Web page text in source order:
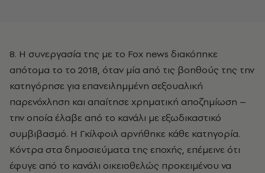
8. Η συνεργασία της με το Fox news διακόπηκε
απότομα το το 2018, όταν μία από τις βοηθούς της την
κατηγόρησε για επανειλημμένη σεξουαλική
παρενόχληση και απαίτησε χρηματική αποζημίωση –
την οποία έλαβε από το κανάλι με εξωδικαστικό
συμβιβασμό. Η Γκίλφοιλ αρνήθηκε κάθε κατηγορία.
Κόντρα στα δημοσιεύματα της εποχής, επέμεινε ότι
έφυγε από το κανάλι οικειοθελώς προκειμένου να